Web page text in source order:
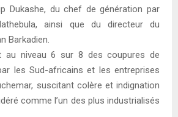
Dukashe, du chef de génération par
ainsi que du directeur du
Barkadien.
au niveau 6 sur 8 des coupures de
les Sud-africains et les entreprises
suscitant colère et indignation
comme l’un des plus industrialisés